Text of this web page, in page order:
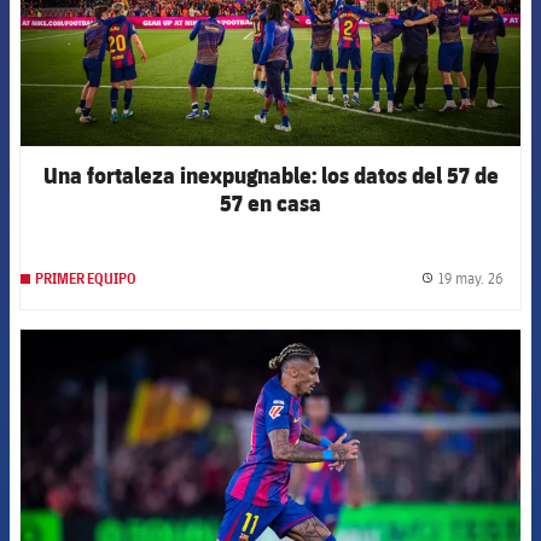
Una fortaleza inexpugnable: los datos del 57 de
57 en casa
PRIMER EQUIPO 19 may. 26
FCB Barcelona badge